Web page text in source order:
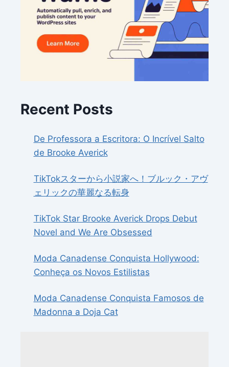
Recent Posts
De Professora a Escritora: O Incrível Salto
de Brooke Averick
TikTokスターから小説家へ！ブルック・アヴ
ェリックの華麗なる転身
TikTok Star Brooke Averick Drops Debut
Novel and We Are Obsessed
Moda Canadense Conquista Hollywood:
Conheça os Novos Estilistas
Moda Canadense Conquista Famosos de
Madonna a Doja Cat